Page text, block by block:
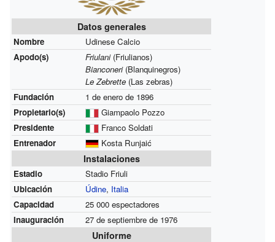
Datos generales
Nombre
Udinese Calcio
Apodo(s)
Friulani(Friulianos)
Bianconeri(Blanquinegros)
Le Zebrette(Las zebras)
Fundación
1 de enero de 1896
Propietario(s)
Giampaolo Pozzo
Presidente
Franco Soldati
Entrenador
Kosta Runjaić
Instalaciones
Estadio
Stadio Friuli
Ubicación
Údine, Italia
Capacidad
25 000 espectadores
Inauguración
27 de septiembre de 1976
Uniforme